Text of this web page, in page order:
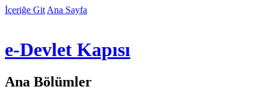
İçeriğe Git Ana Sayfa
e-Devlet Kapısı
Ana Bölümler